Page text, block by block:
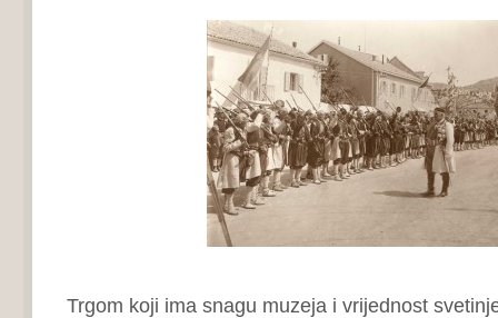
Trgom koji ima snagu muzeja i vrijednost